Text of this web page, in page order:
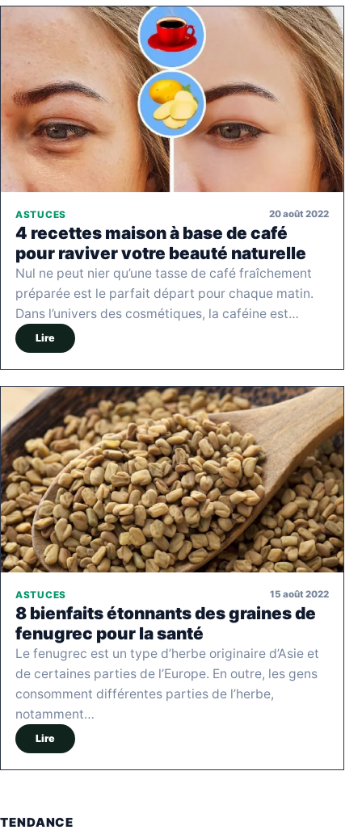
ASTUCES 20 août 2022
4 recettes maison à base de café
pour raviver votre beauté naturelle
Nul ne peut nier qu’une tasse de café fraîchement
préparée est le parfait départ pour chaque matin.
Dans l’univers des cosmétiques, la caféine est…
Lire
ASTUCES 15 août 2022
8 bienfaits étonnants des graines de
fenugrec pour la santé
Le fenugrec est un type d’herbe originaire d’Asie et
de certaines parties de l’Europe. En outre, les gens
consomment différentes parties de l’herbe,
notamment…
Lire
TENDANCE